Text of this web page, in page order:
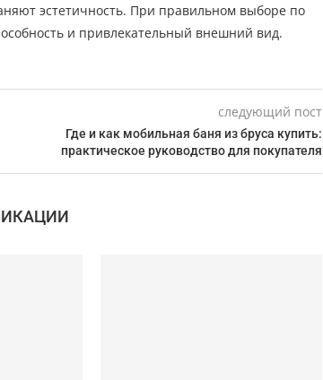
эстетичность. При правильном выборе по
и привлекательный внешний вид.
следующий пост
Где и как мобильная баня из бруса купить:
практическое руководство для покупателя